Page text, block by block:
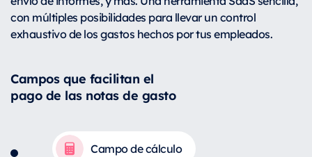
con múltiples posibilidades para llevar un control
exhaustivo de los gastos hechos por tus empleados.
Campos que facilitan el
pago de las notas de gasto
Campo de cálculo